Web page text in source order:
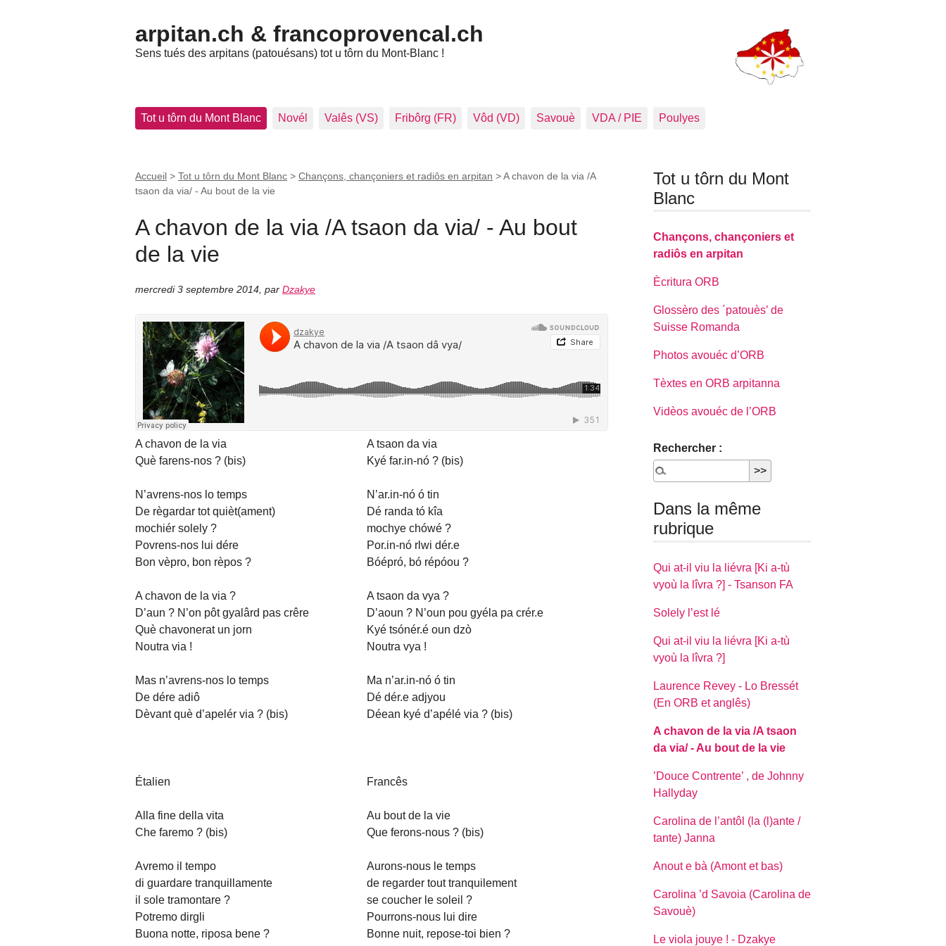
arpitan.ch & francoprovencal.ch
Sens tués des arpitans (patouésans) tot u tôrn du Mont-Blanc !
Tot u tôrn du Mont Blanc Novél Valês (VS) Fribôrg (FR) Vôd (VD) Savouè VDA / PIE Poulyes
Accueil > Tot u tôrn du Mont Blanc > Chançons, chançoniers et radiôs en arpitan >A chavon de la via /A
tsaon da via/ - Au bout de la vie
A chavon de la via /A tsaon da via/ - Au bout
de la vie
mercredi 3 septembre 2014 par Dzakye
A chavon de la via
Què farens-nos ? (bis)
N’avrens-nos lo temps
De règardar tot quièt(ament)
mochiér solely ?
Povrens-nos lui dére
Bon vèpro, bon rèpos ?
A chavon de la via ?
D’aun ? N’on pôt gyalârd pas crêre
Què chavonerat un jorn
Noutra via !
Mas n’avrens-nos lo temps
De dére adiô
Dèvant què d’apelér via ? (bis)
A tsaon da via
Kyé far.in-nó ? (bis)
N’ar.in-nó ó tin
Dé randa tó kîa
mochye chówé ?
Por.in-nó rlwi dér.e
Bóépró, bó répóou ?
A tsaon da vya ?
D’aoun ? N’oun pou gyéla pa crér.e
Kyé tsónér.é oun dzò
Noutra vya !
Ma n’ar.in-nó ó tin
Dé dér.e adjyou
Déean kyé d’apélé via ? (bis)
Étalien
Alla fine della vita
Che faremo ? (bis)
Avremo il tempo
di guardare tranquillamente
il sole tramontare ?
Potremo dirgli
Buona notte, riposa bene ?
Francês
Au bout de la vie
Que ferons-nous ? (bis)
Aurons-nous le temps
de regarder tout tranquilement
se coucher le soleil ?
Pourrons-nous lui dire
Bonne nuit, repose-toi bien ?
Tot u tôrn du Mont
Blanc
Chançons, chançoniers et
radiôs en arpitan
Ècritura ORB
Glossèro des ´patouès’ de
Suisse Romanda
Photos avouéc d’ORB
Tèxtes en ORB arpitanna
Vidèos avouéc de l’ORB
Rechercher :
Dans la même
rubrique
Qui at-il viu la liévra [Ki a-tù
vyoù la lîvra ?] - Tsanson FA
Solely l’est lé
Qui at-il viu la liévra [Ki a-tù
vyoù la lîvra ?]
Laurence Revey - Lo Bressét
(En ORB et anglês)
A chavon de la via /A tsaon
da via/ - Au bout de la vie
’Douce Contrente’ , de Johnny
Hallyday
Carolina de l’antôl (la (l)ante /
tante) Janna
Anout e bà (Amont et bas)
Carolina ’d Savoia (Carolina de
Savouè)
Le viola jouye ! - Dzakye